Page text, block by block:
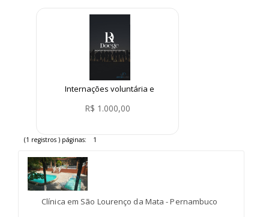
Clínica de Reabilitação em
R$ 999,99
Internações voluntária e
involuntária
R$ 1.000,00
(1 registros ) páginas: 1
Clínica em São Lourenço da Mata - Pernambuco